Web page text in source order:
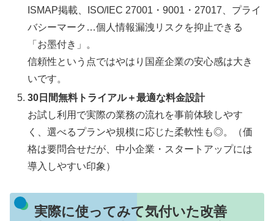
ISMAP掲載、ISO/IEC 27001・9001・27017、プライ
バシーマーク…個人情報漏洩リスクを抑止できる
「お墨付き」。
信頼性という点ではやはり国産企業の安心感は大き
いです。
30日間無料トライアル＋最適な料金設計
お試し利用で実際の業務の流れを事前体験しやす
く、選べるプランや規模に応じた柔軟性も◎。（価
格は要問合せだが、中小企業・スタートアップには
導入しやすい印象）
実際に使ってみて気付いた改善